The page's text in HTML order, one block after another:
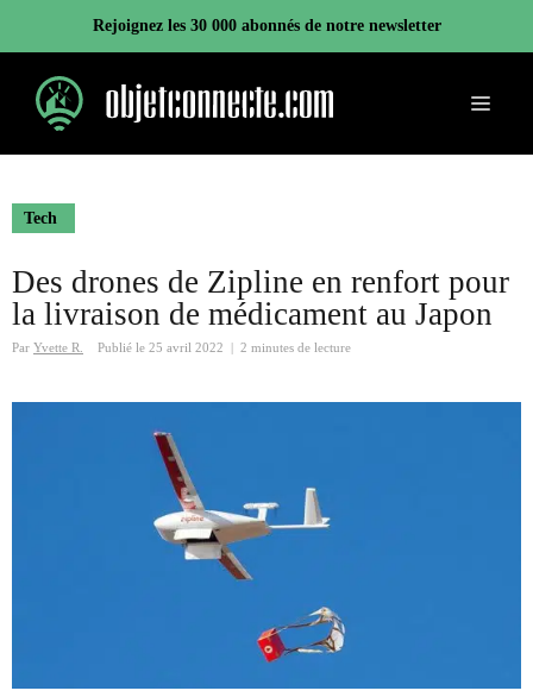
contenu
Rejoignez les 30 000 abonnés de notre newsletter
Menu
Tech
Des drones de Zipline en renfort pour
la livraison de médicament au Japon
Par Yvette R. Publié le 25 avril 2022 2 minutes de lecture